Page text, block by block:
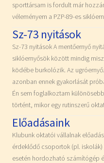
sporttársam is fordult már
véleményem a PZP-89-es
Sz-73 nyitások
Sz-73 nyitások A mentőernyő
siklóernyősök között mindig
ködébe burkolózik. Az
azonban ennek gyakorlását
Én sem foglalkoztam
történt, mikor egy rutinszerű
Előadásaink
Klubunk oktatói vállalnak
érdeklődő csoportok (pl.
esetén hordozható számítógép